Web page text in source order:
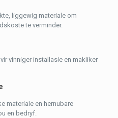
liggewig materiale om
te verminder.
vinniger installasie en makliker
materiale en hernubare
en bedryf.